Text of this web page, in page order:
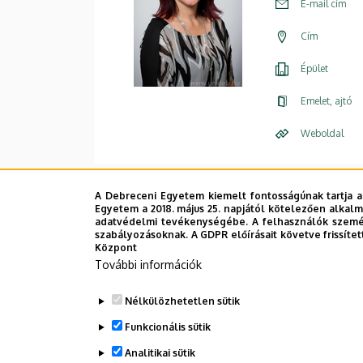
E-mail cím
Cím
Épület
Emelet, ajtó
Weboldal
A Debreceni Egyetem kiemelt fontosságúnak
Egyetem a 2018. május 25. napjától kötelezően
adatvédelmi tevékenységébe. A felhasználók
szabályozásoknak. A GDPR előírásait követve
Központ
További információk
Nélkülözhetetlen sütik
Funkcionális sütik
Analitikai sütik